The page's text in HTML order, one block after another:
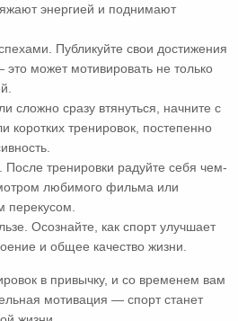
энергией и поднимают
Публикуйте свои достижения
может мотивировать не только
сложно сразу втянуться, начните с
коротких тренировок, постепенно
После тренировки радуйте себя чем-
любимого фильма или
перекусом.
Осознайте, как спорт улучшает
и общее качество жизни.
в привычку, и со временем вам
мотивация — спорт станет